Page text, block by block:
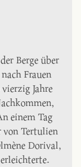
Berge über
Frauen
Jahre
einem Tag
von Tertulien
Dorival,